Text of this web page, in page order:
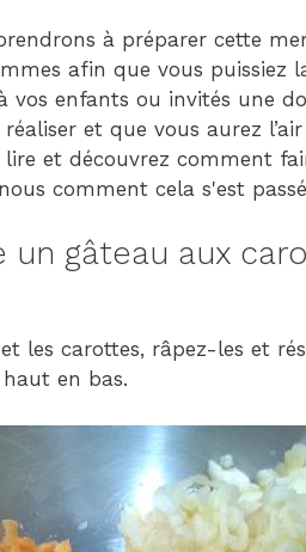
à préparer cette
afin que vous puissiez
enfants ou invités une
et que vous aurez
lire et découvrez comment
comment cela s'est
un gâteau aux
les carottes, râpez-les et
haut en bas.